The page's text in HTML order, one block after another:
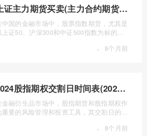
上证主力期货买卖(主力合约期货市场大盘)
中国的金融市场中，股票指数期货，尤其是
上证50、沪深300和中证500指数为标的的
· 8个月前
2024股指期权交割日时间表(2024股指期货交割日)
金融衍生品市场中，股指期货和股指期权作
重要的风险管理和投资工具，其交割日的设
· 8个月前